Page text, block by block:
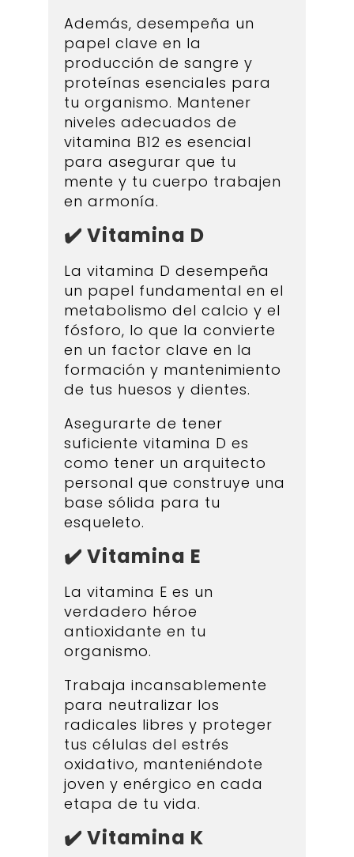
Además, desempeña un
papel clave en la
producción de sangre y
proteínas esenciales para
tu organismo. Mantener
niveles adecuados de
vitamina B12 es esencial
para asegurar que tu
mente y tu cuerpo trabajen
en armonía.
✔️ Vitamina D
La vitamina D desempeña
un papel fundamental en el
metabolismo del calcio y el
fósforo, lo que la convierte
en un factor clave en la
formación y mantenimiento
de tus huesos y dientes.
Asegurarte de tener
suficiente vitamina D es
como tener un arquitecto
personal que construye una
base sólida para tu
esqueleto.
✔️ Vitamina E
La vitamina E es un
verdadero héroe
antioxidante en tu
organismo.
Trabaja incansablemente
para neutralizar los
radicales libres y proteger
tus células del estrés
oxidativo, manteniéndote
joven y enérgico en cada
etapa de tu vida.
✔️ Vitamina K